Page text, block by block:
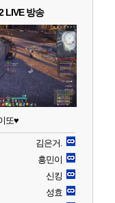
LIVE 방송
또♥
김은거.
흥민이
신킹
성효